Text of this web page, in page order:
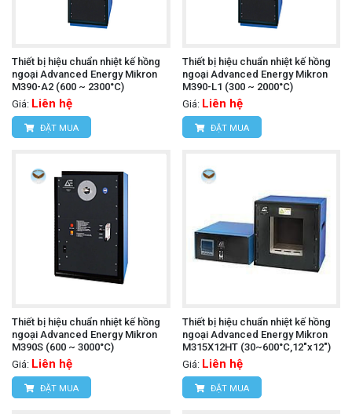
Thiết bị hiệu chuẩn nhiệt kế hồng
ngoại Advanced Energy Mikron
M390-A2 (600 ~ 2300°C)
Giá: Liên hệ
ĐẶT MUA
Thiết bị hiệu chuẩn nhiệt kế hồng
ngoại Advanced Energy Mikron
M390-L1 (300 ~ 2000°C)
Giá: Liên hệ
ĐẶT MUA
Thiết bị hiệu chuẩn nhiệt kế hồng
ngoại Advanced Energy Mikron
M390S (600 ~ 3000°C)
Giá: Liên hệ
ĐẶT MUA
Thiết bị hiệu chuẩn nhiệt kế hồng
ngoại Advanced Energy Mikron
M315X12HT (30~600°C,12"x12")
Giá: Liên hệ
ĐẶT MUA